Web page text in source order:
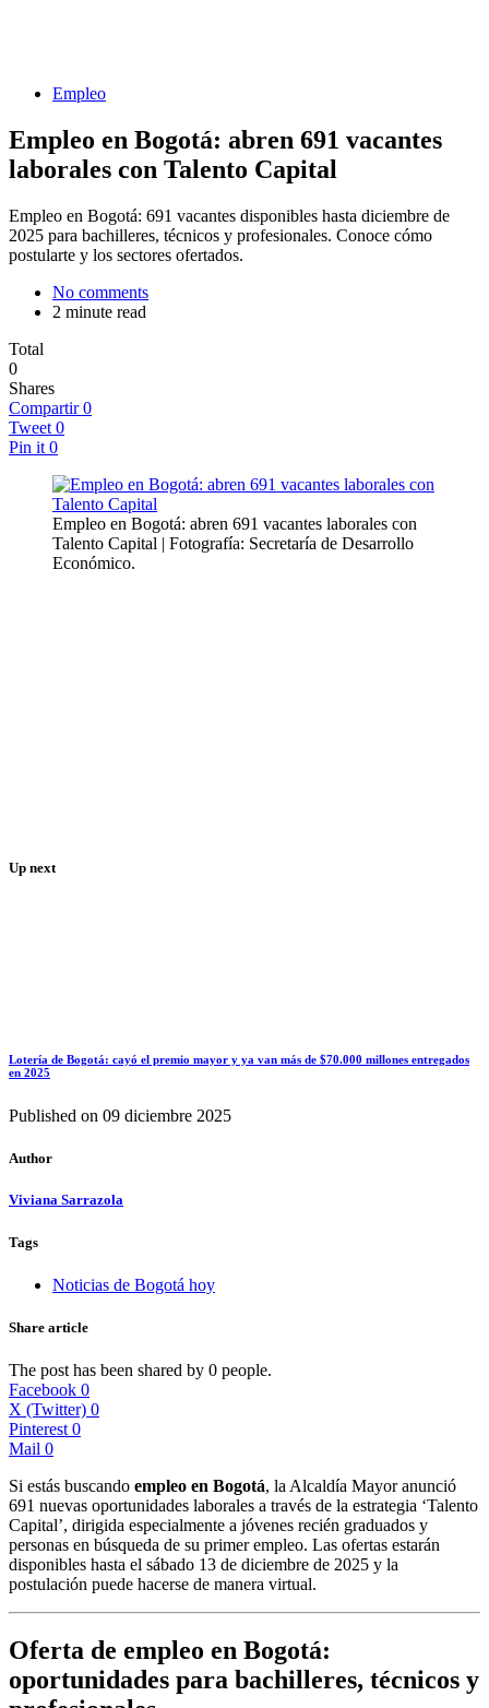
Empleo
Empleo en Bogotá: abren 691 vacantes
laborales con Talento Capital
Empleo en Bogotá: 691 vacantes disponibles hasta diciembre de
2025 para bachilleres, técnicos y profesionales. Conoce cómo
postularte y los sectores ofertados.
No comments
2 minute read
Total
0
Shares
Compartir 0
Tweet 0
Pin it 0
Empleo en Bogotá: abren 691 vacantes laborales con
Talento Capital | Fotografía: Secretaría de Desarrollo
Económico.
Up next
Lotería de Bogotá: cayó el premio mayor y ya van más de $70.000 millones entregados
en 2025
Published on 09 diciembre 2025
Author
Viviana Sarrazola
Tags
Noticias de Bogotá hoy
Share article
The post has been shared by 0 people.
Facebook 0
X (Twitter) 0
Pinterest 0
Mail 0
Si estás buscando empleo en Bogotá, la Alcaldía Mayor anunció
691 nuevas oportunidades laborales a través de la estrategia ‘Talento
Capital’, dirigida especialmente a jóvenes recién graduados y
personas en búsqueda de su primer empleo. Las ofertas estarán
disponibles hasta el sábado 13 de diciembre de 2025 y la
postulación puede hacerse de manera virtual.
Oferta de empleo en Bogotá:
oportunidades para bachilleres, técnicos y